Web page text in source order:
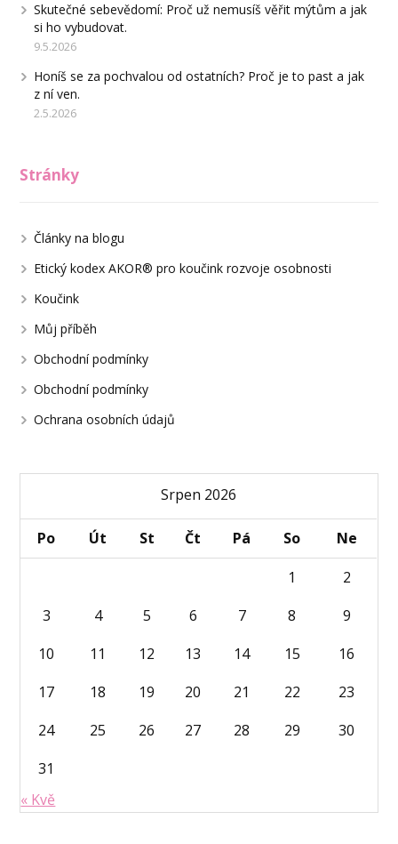
Skutečné sebevědomí: Proč už nemusíš věřit mýtům a jak
si ho vybudovat.
9.5.2026
Honíš se za pochvalou od ostatních? Proč je to past a jak
z ní ven.
2.5.2026
Stránky
Články na blogu
Etický kodex AKOR® pro koučink rozvoje osobnosti
Koučink
Můj příběh
Obchodní podmínky
Obchodní podmínky
Ochrana osobních údajů
Srpen 2026
Po Út St Čt Pá So
Ne
1
2
3
4 5 6 7 8
9
10
11 12 13 14 15
16
17
18 19 20 21 22
23
24
25 26 27 28 29
30
31
« Kvě